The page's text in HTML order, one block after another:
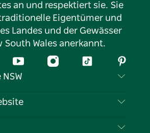
an und respektiert sie. Sie
Eigentümer und
Landes und der Gewässer
South Wales anerkannt.
YouTubeInstagramTikTok
uns